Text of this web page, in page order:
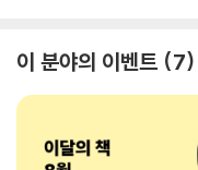
이 분야의 이벤트 7